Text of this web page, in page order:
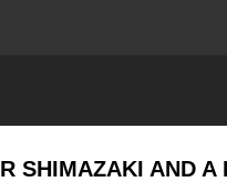
SHIMAZAKI AND A